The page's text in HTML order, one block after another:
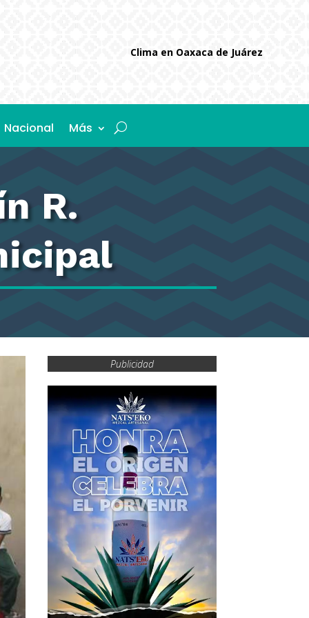
Clima en Oaxaca de Juárez
Nacional Más
R.
Publicidad